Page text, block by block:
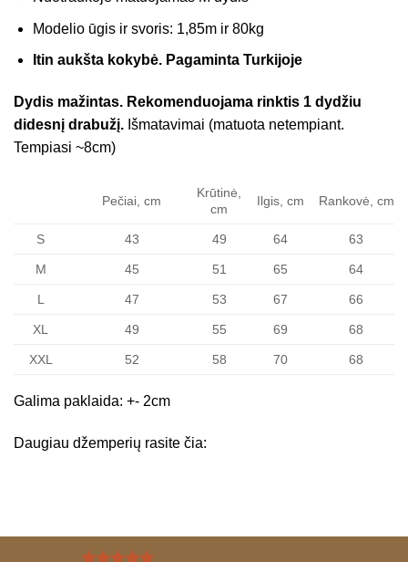
Modelio ūgis ir svoris: 1,85m ir 80kg
Itin aukšta kokybė. Pagaminta Turkijoje
Dydis mažintas. Rekomenduojama rinktis 1 dydžiu
didesnį drabužį. Išmatavimai (matuota netempiant.
Tempiasi ~8cm)
Pečiai, cm
Krūtinė,
cm
Ilgis, cm Rankovė, cm
S 43 49 64 63
M 45 51 65 64
L 47 53 67 66
XL 49 55 69 68
XXL 52 58 70 68
Galima paklaida: +- 2cm
Daugiau džemperių rasite čia: